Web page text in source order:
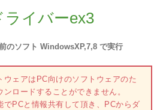
ライバーex3
のソフト WindowsXP,7,8 で実行
ウェアはPC向けのソフトウェアのた
ロードすることができません。
でPCと情報共有して頂き、PCからダ